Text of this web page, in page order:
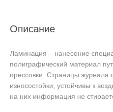
Описание
Ламинация – нанесение
полиграфический материал
прессовки. Страницы журнала
износостойки, устойчивы к
на них информация не